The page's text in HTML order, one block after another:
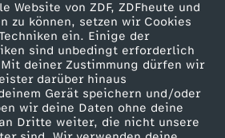
Website von ZDF, ZDFheute und
zu können, setzen wir Cookies
ein. Einige der
sind unbedingt erforderlich
deiner Zustimmung dürfen wir
darüber hinaus
Gerät speichern und/oder
wir deine Daten ohne deine
Dritte weiter, die nicht unsere
Service
ZDFmitreden
Kontakt zum ZDF